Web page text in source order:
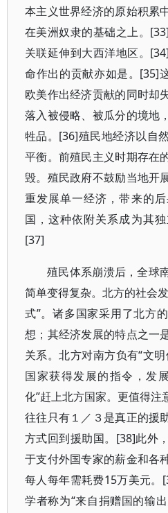
本主义世界经济的原始积累
在美洲奴隶的基础之上。
关联延伸到大西洋地区。
命作出的贡献亦如是。[35]
欧美作出经济贡献的同时却
落入被侵略、被瓜分的境地
牲品。[36]殖民地经济以自
平衡。前殖民主义时期存在
毁。殖民政府不鼓励当地开
重发展单一经济，带来的
国，这种依附关系成为其独
[37]
殖民体系崩溃后，全球
简单变得复杂。北方的社会
式”。诸多国家采用了北方
想；其经济发展的特点之一
关系。北方对南方负有“文
国家获得发展的指令，发
化”赶上北方国家。更值得注
往往只有１／３是真正的援
方式回到援助国。[38]此外
于支付外国专家的薪金和各
每人每年需耗费15万美元。
学者称为“来自捐赠国的输